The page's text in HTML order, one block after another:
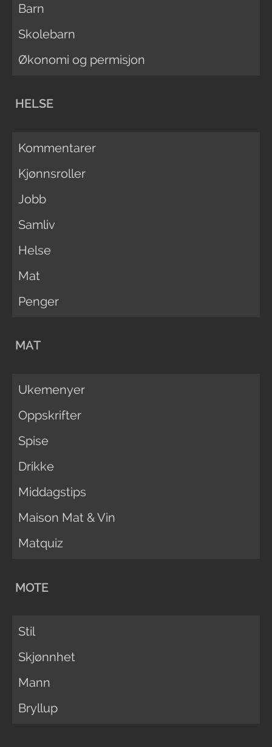
Barn
Skolebarn
Økonomi og permisjon
HELSE
Kommentarer
Kjønnsroller
Jobb
Samliv
Helse
Mat
Penger
MAT
Ukemenyer
Oppskrifter
Spise
Drikke
Middagstips
Maison Mat & Vin
Matquiz
MOTE
Stil
Skjønnhet
Mann
Bryllup